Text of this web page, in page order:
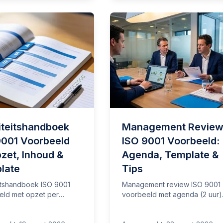
Voorbeeld
Inhoud &
ISO 9001
met opzet per
Management Review
ISO 9001 Voorbeeld:
Agenda, Template &
Tips
Management review ISO 9001
voorbeeld met agenda (2